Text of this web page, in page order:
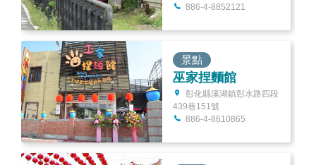
886-4-8852121
景點
巫家捏麵館
彰化縣溪湖鎮彰水路四段
439巷151號
886-4-8610865